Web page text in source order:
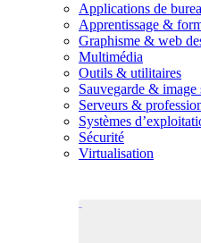
Applications de
Apprentissage &
Graphisme & web
Multimédia
Outils & utilitaires
Sauvegarde & image
Serveurs &
Systèmes
Sécurité
Virtualisation